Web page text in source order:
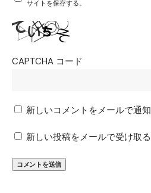
サイトを保存する。
CAPTCHA コード
新しいコメントをメールで通知
新しい投稿をメールで受け取る